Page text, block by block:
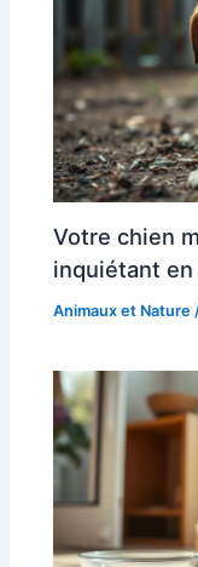
Votre chien
inquiétant
Animaux et Nature